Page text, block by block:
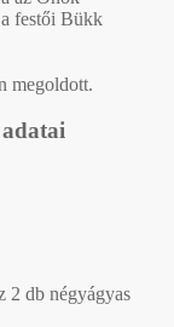
festői Bükk
megoldott.
2 db négyágyas